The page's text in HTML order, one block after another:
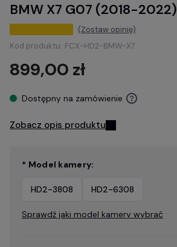
BMW X7 G07 (2018-2022)
(Zostaw opinię)
Kod produktu: FCX-HD2-BMW-X7
899,00 zł
Dostępny na zamówienie
Zobacz opis produktu
* Model kamery:
HD2-3808 HD2-6308
Sprawdź jaki model kamery wybrać